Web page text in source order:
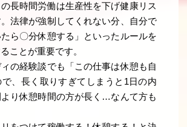
長時間労働は生産性を下げ健康リス
法律が強制してくれない分、自分で
たら〇分休憩する」といったルールを
ことが重要です。
の経験談でも「この仕事は休憩も自
、長く取りすぎてしまうと1日の内
より休憩時間の方が長く…なんて方も